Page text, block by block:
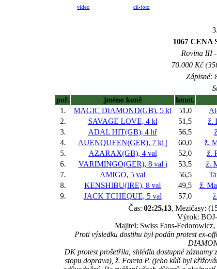
video cíl-foto
1067 CENA
Rovina III
70.000 Kč
Zápisné:
poř.
jméno koně
hmot.
1.
MAGIC DIAMOND(GB), 5 kl 51,0
2.
SAVAGE LOVE, 4 kl 51,5
ž.
3.
ADAL HIT(GB), 4 hř 56,5
4.
AUENQUEEN(GER), 7 kl j 60,0
ž.
5.
AZARAX(GB), 4 val 52,0
ž.
6.
VARIMINGO(GER), 8 val j 53,5
ž.
7.
AMIGO, 5 val 56,5
8.
KENSHIBU(IRE), 8 val 49,5
ž.
9.
JACK TCHEQUE, 5 val 57,0
Čas: 02:25,13, Mezičasy:
Výrok:
Majitel: Swiss Fans-
Proti výsledku dostihu byl podán protest ex-
DK protest prošetřila, shlédla dostupné
stopu doprava), ž. Foreta P. (jeho kůň byl